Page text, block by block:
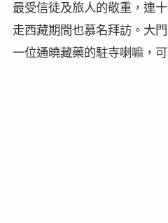
最受信徒及旅人的敬重，連
走西藏期間也慕名拜訪。大
一位通曉藏藥的駐寺喇嘛，